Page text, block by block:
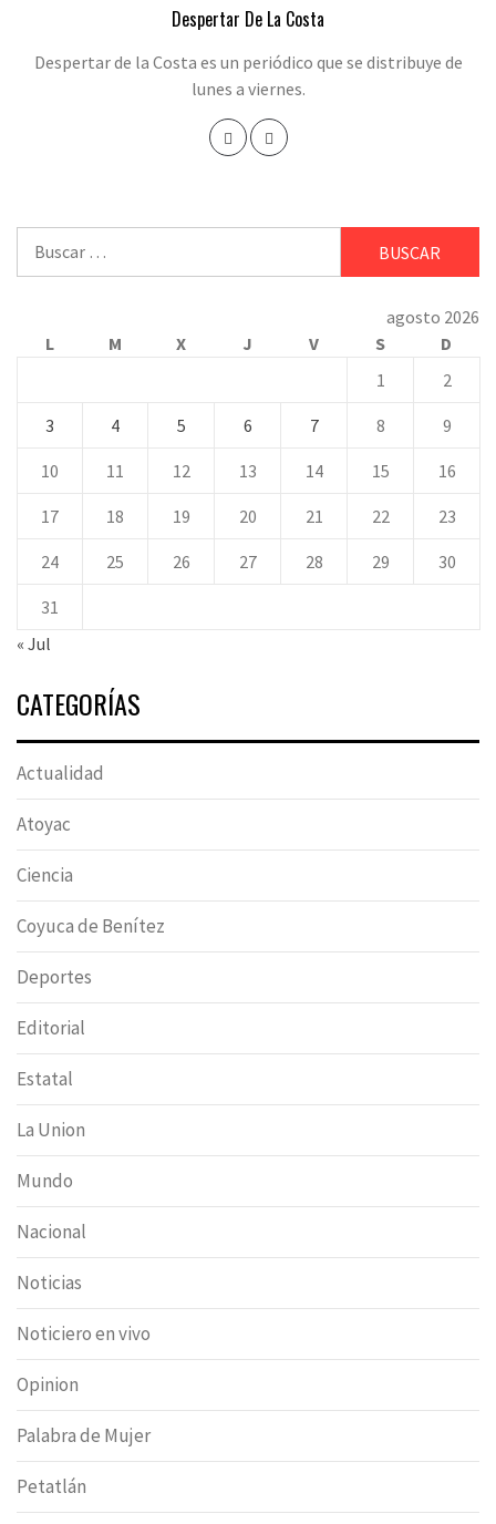
Despertar De La Costa
Despertar de la Costa es un periódico que se distribuye de
lunes a viernes.
agosto 2026
L
M X J V S
D
1
2
3 4 5 6 7 8 9
10 11 12 13 14 15 16
17 18 19 20 21 22 23
24 25 26 27 28 29 30
31
« Jul
CATEGORÍAS
Actualidad
Atoyac
Ciencia
Coyuca de Benítez
Deportes
Editorial
Estatal
La Union
Mundo
Nacional
Noticias
Noticiero en vivo
Opinion
Palabra de Mujer
Petatlán